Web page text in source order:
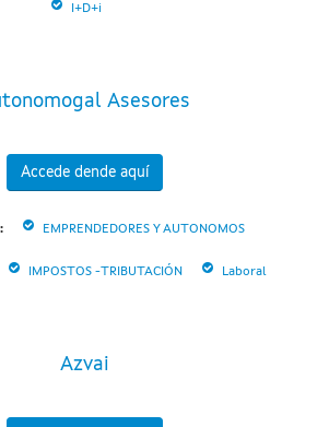
I+D+i
Asesores
Accede dende aquí
EMPRENDEDORES Y AUTONOMOS
IMPOSTOS -TRIBUTACIÓN Laboral
Azvai